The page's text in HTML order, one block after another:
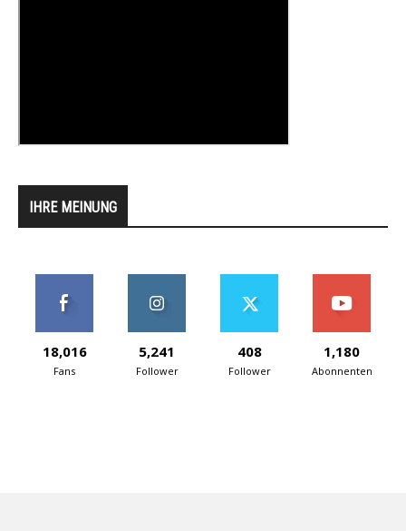
IHRE MEINUNG
18,016
Fans
5,241
Follower
408
Follower
1,180
Abonnenten